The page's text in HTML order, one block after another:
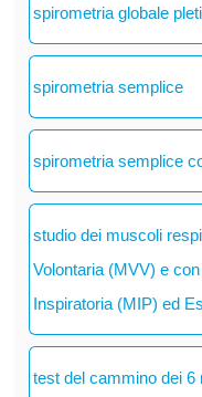
spirometria globale
spirometria semplice
spirometria semplice
studio dei muscoli
Volontaria (MVV) e
Inspiratoria (MIP) ed
test del cammino dei 6